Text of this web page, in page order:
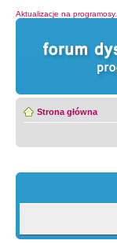
Aktualizacje na
Strona główna